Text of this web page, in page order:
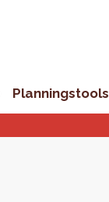
Planningstools